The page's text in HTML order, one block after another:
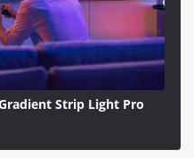
Strip Light Pro